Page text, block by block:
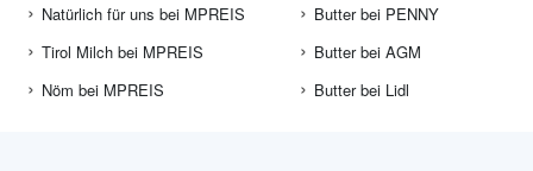
Natürlich für uns bei MPREIS
Tirol Milch bei MPREIS
Nöm bei MPREIS
Butter bei PENNY
Butter bei AGM
Butter bei Lidl